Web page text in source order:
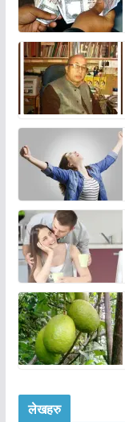
लेखहरु